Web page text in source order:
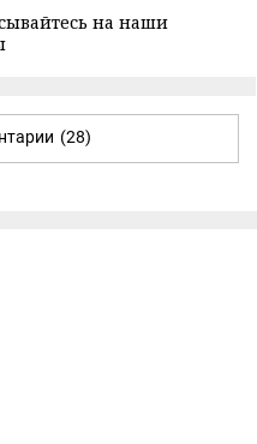
на наши
(28)